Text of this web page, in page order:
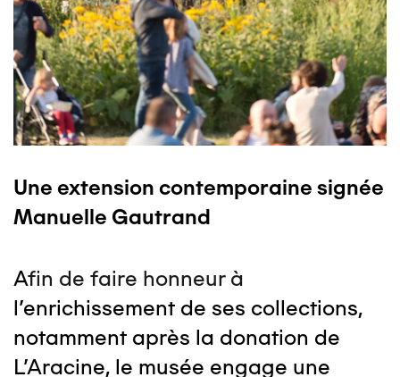
Une extension contemporaine signée
Manuelle Gautrand
Afin de faire honneur à
l’enrichissement de ses collections,
notamment après la donation de
L’Aracine, le musée engage une